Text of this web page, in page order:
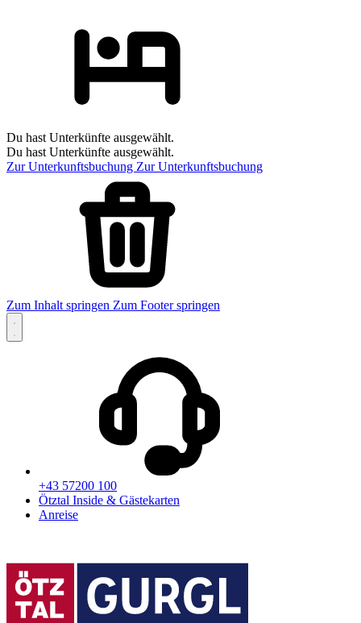
Du hast Unterkünfte ausgewählt.
Du hast Unterkünfte ausgewählt.
Zur Unterkunftsbuchung Zur Unterkunftsbuchung
Zum Inhalt springen Zum Footer springen
+43 57200 100
Ötztal Inside & Gästekarten
Anreise